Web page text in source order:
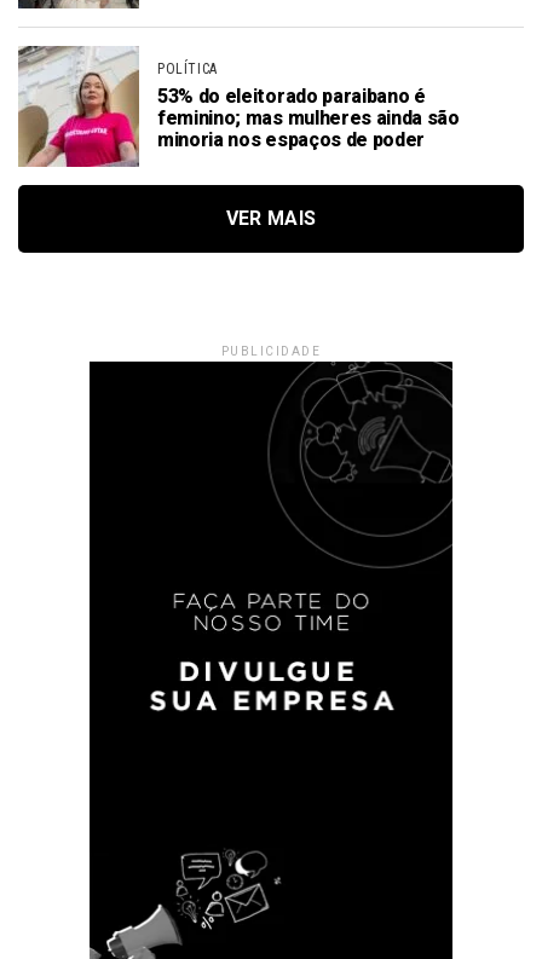
POLÍTICA
53% do eleitorado paraibano é
feminino; mas mulheres ainda são
minoria nos espaços de poder
VER MAIS
PUBLICIDADE